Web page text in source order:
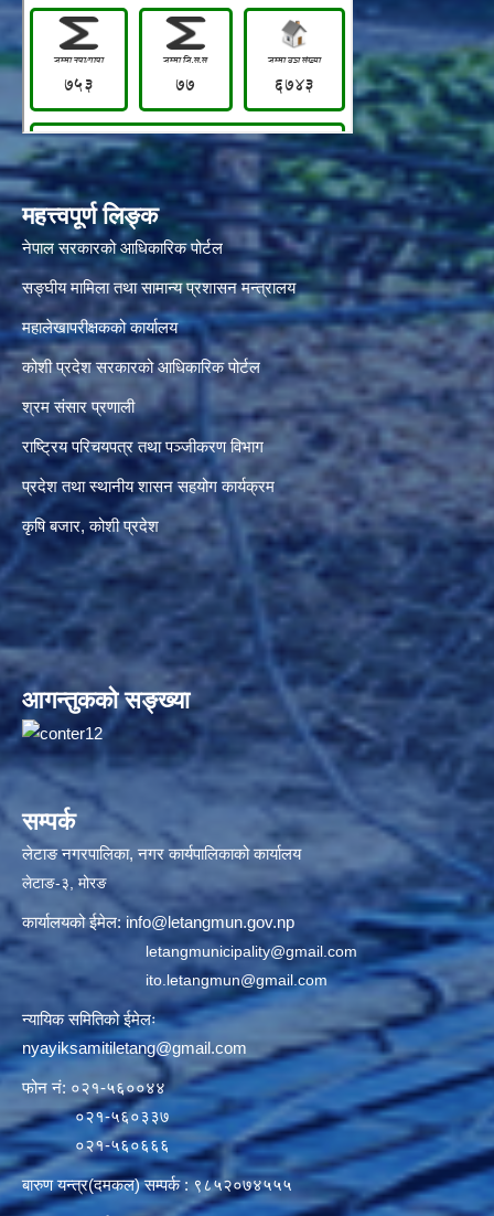
महत्त्वपूर्ण लिङ्क
नेपाल सरकारको आधिकारिक पोर्टल
सङ्‍घीय मामिला तथा सामान्य प्रशासन मन्त्रालय
महालेखापरीक्षकको कार्यालय
कोशी प्रदेश सरकारको आधिकारिक पोर्टल
श्रम संसार प्रणाली
राष्ट्रिय परिचयपत्र तथा पञ्जीकरण विभाग
प्रदेश तथा स्थानीय शासन सहयोग कार्यक्रम
कृषि बजार, कोशी प्रदेश
आगन्तुकको सङ्ख्या
सम्पर्क
लेटाङ नगरपालिका, नगर कार्यपालिकाको कार्यालय
लेटाङ-३, मोरङ
कार्यालयको ईमेल:info@letangmun.gov.np
letangmunicipality@gmail.com
ito.letangmun@gmail.com
न्यायिक समितिको ईमेलः
nyayiksamitiletang@gmail.com
फोन नं: ०२१-५६००४४
०२१-५६०३३७
०२१-५६०६६६
बारुण यन्त्र(दमकल) सम्पर्क : ९८५२०७४५५५